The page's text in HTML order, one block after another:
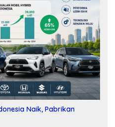
Naik, Pabrikan